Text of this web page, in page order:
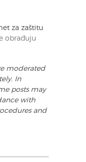
za zaštitu
obrađuju
moderated
In
posts may
with
and